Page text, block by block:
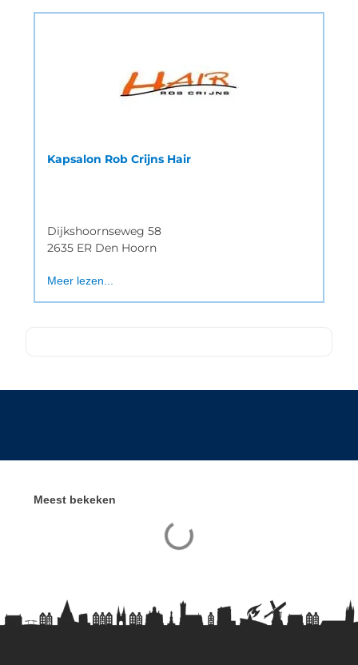
Kapsalon Rob Crijns Hair
Dijkshoornseweg 58
2635 ER Den Hoorn
Meer lezen...
Meest bekeken